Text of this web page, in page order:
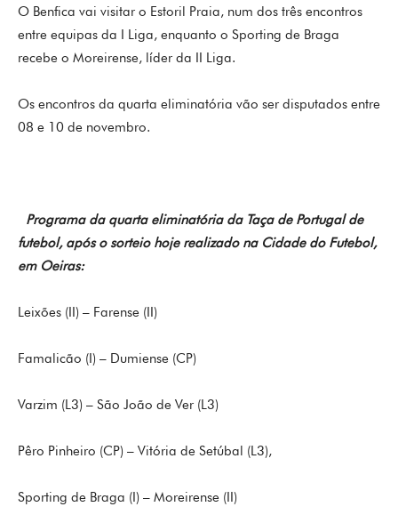
O Benfica vai visitar o Estoril Praia, num dos três encontros
entre equipas da I Liga, enquanto o Sporting de Braga
recebe o Moreirense, líder da II Liga.
Os encontros da quarta eliminatória vão ser disputados entre
08 e 10 de novembro.
Programa da quarta eliminatória da Taça de Portugal de
futebol, após o sorteio hoje realizado na Cidade do Futebol,
em Oeiras:
Leixões (II) – Farense (II)
Famalicão (I) – Dumiense (CP)
Varzim (L3) – São João de Ver (L3)
Pêro Pinheiro (CP) – Vitória de Setúbal (L3),
Sporting de Braga (I) – Moreirense (II)